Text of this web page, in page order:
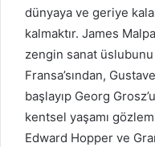
dünyaya ve geriye
kalmaktır. James
zengin sanat
Fransa’sından,
başlayıp Georg
kentsel yaşamı
Edward Hopper ve